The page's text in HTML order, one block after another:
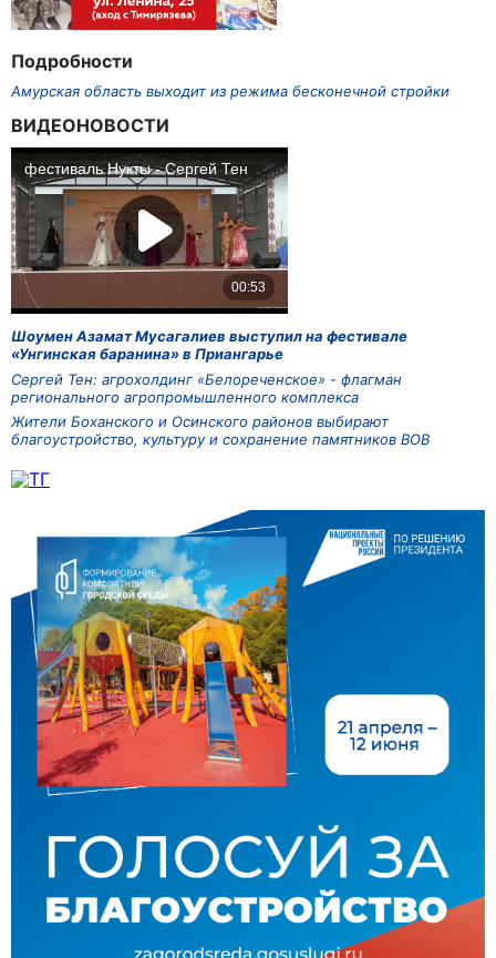
Подробности
Амурская область выходит из режима бесконечной стройки
ВИДЕОНОВОСТИ
Шоумен Азамат Мусагалиев выступил на фестивале
«Унгинская баранина» в Приангарье
Сергей Тен: агрохолдинг «Белореченское» - флагман
регионального агропромышленного комплекса
Жители Боханского и Осинского районов выбирают
благоустройство, культуру и сохранение памятников ВОВ